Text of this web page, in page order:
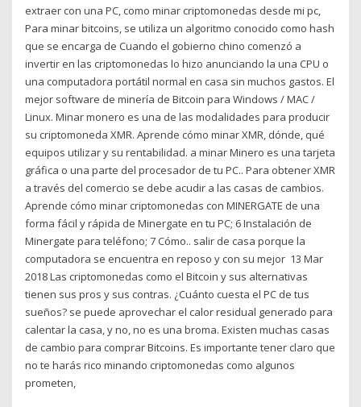
extraer con una PC, como minar criptomonedas desde mi pc,
Para minar bitcoins, se utiliza un algoritmo conocido como hash
que se encarga de Cuando el gobierno chino comenzó a
invertir en las criptomonedas lo hizo anunciando la una CPU o
una computadora portátil normal en casa sin muchos gastos. El
mejor software de minería de Bitcoin para Windows / MAC /
Linux. Minar monero es una de las modalidades para producir
su criptomoneda XMR. Aprende cómo minar XMR, dónde, qué
equipos utilizar y su rentabilidad. a minar Minero es una tarjeta
gráfica o una parte del procesador de tu PC.. Para obtener XMR
a través del comercio se debe acudir a las casas de cambios.
Aprende cómo minar criptomonedas con MINERGATE de una
forma fácil y rápida de Minergate en tu PC; 6 Instalación de
Minergate para teléfono; 7 Cómo.. salir de casa porque la
computadora se encuentra en reposo y con su mejor 13 Mar
2018 Las criptomonedas como el Bitcoin y sus alternativas
tienen sus pros y sus contras. ¿Cuánto cuesta el PC de tus
sueños? se puede aprovechar el calor residual generado para
calentar la casa, y no, no es una broma. Existen muchas casas
de cambio para comprar Bitcoins. Es importante tener claro que
no te harás rico minando criptomonedas como algunos
prometen,